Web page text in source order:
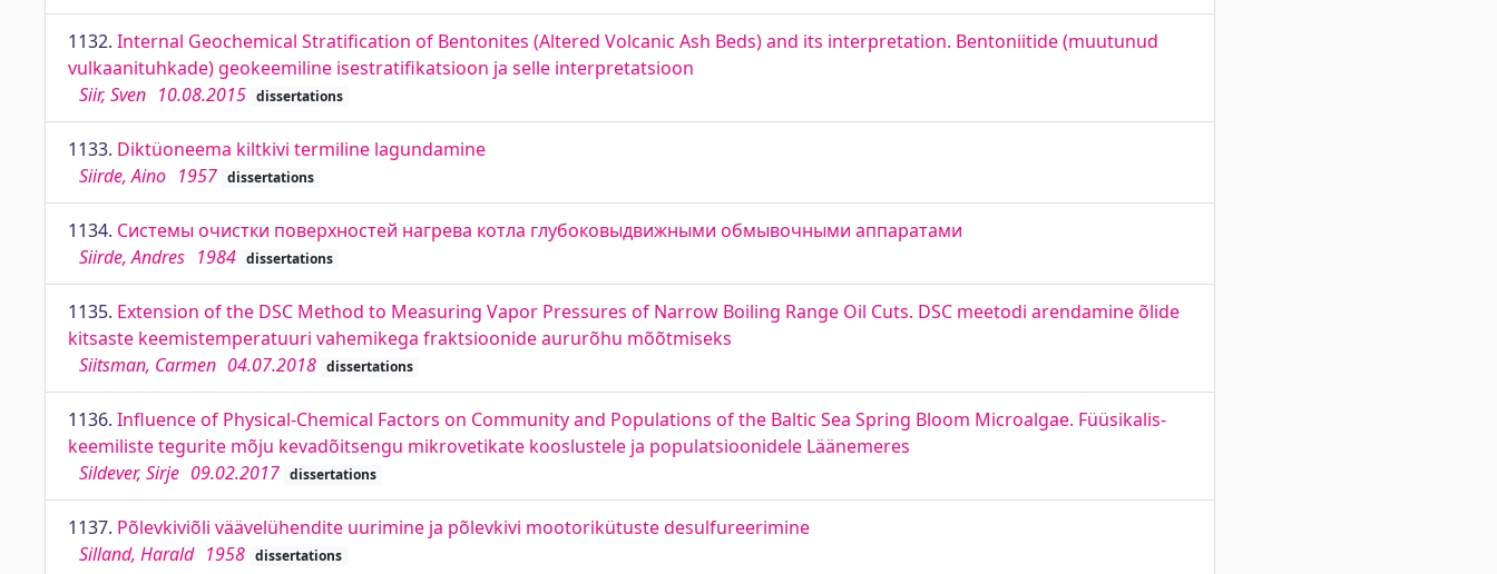
1132. Internal Geochemical Stratification of Bentonites (Altered Volcanic Ash Beds) and its interpretation. Bentoniitide (muutunud
vulkaanituhkade) geokeemiline isestratifikatsioon ja selle interpretatsioon
Siir, Sven 10.08.2015 dissertations
1133. Diktüoneema kiltkivi termiline lagundamine
Siirde, Aino 1957 dissertations
1134. Системы очистки поверхностей нагрева котла глубоковыдвижными обмывочными аппаратами
Siirde, Andres 1984 dissertations
1135. Extension of the DSC Method to Measuring Vapor Pressures of Narrow Boiling Range Oil Cuts. DSC meetodi arendamine õlide
kitsaste keemistemperatuuri vahemikega fraktsioonide aururõhu mõõtmiseks
Siitsman, Carmen 04.07.2018 dissertations
1136. Influence of Physical-Chemical Factors on Community and Populations of the Baltic Sea Spring Bloom Microalgae. Füüsikalis-
keemiliste tegurite mõju kevadõitsengu mikrovetikate kooslustele ja populatsioonidele Läänemeres
Sildever, Sirje 09.02.2017 dissertations
1137. Põlevkiviõli väävelühendite uurimine ja põlevkivi mootorikütuste desulfureerimine
Silland, Harald 1958 dissertations